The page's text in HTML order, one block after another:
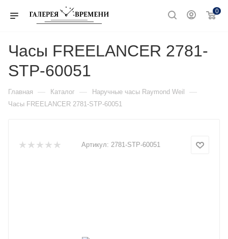
0
Часы FREELANCER 2781-
STP-60051
Главная — Каталог — Наручные часы Raymond Weil —
Часы FREELANCER 2781-STP-60051
Артикул: 2781-STP-60051